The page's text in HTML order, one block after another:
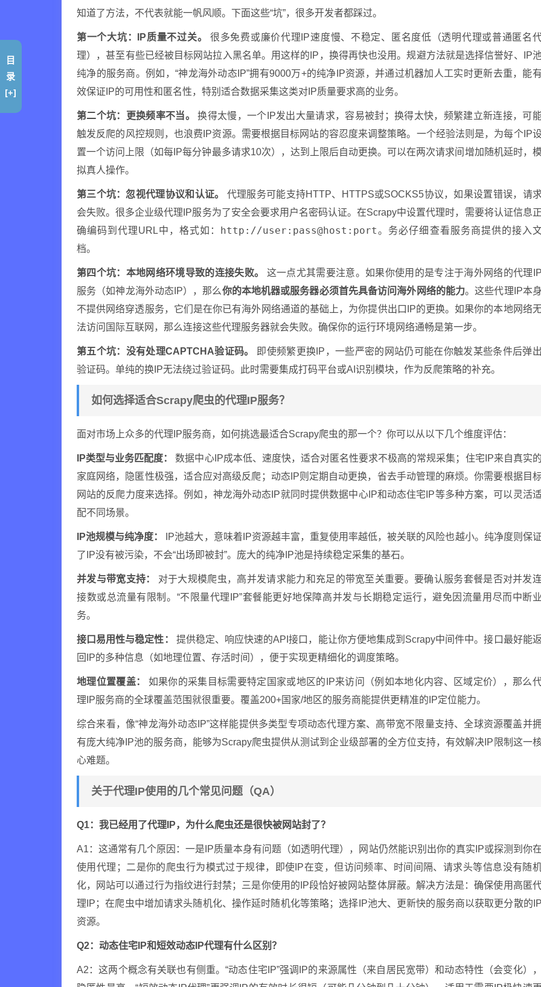
知道了方法，不代表就能一帆风顺。下面这些“坑”，很多开发者都踩过。
第一个大坑：IP质量不过关。
很多免费或廉价代理IP速度慢、不稳定、匿名度低（透明代理或普通匿名
理），甚至有些已经被目标网站拉入黑名单。用这样的IP，换得再快也没用。规避方法就是选择信誉好、IP
纯净的服务商。例如，“神龙海外动态IP”拥有9000万+的纯净IP资源，并通过机器加人工实时更新去重，能有
效保证IP的可用性和匿名性，特别适合数据采集这类对IP质量要求高的业务。
第二个坑：更换频率不当。
换得太慢，一个IP发出大量请求，容易被封；换得太快，频繁建立新连接，可
触发反爬的风控规则，也浪费IP资源。需要根据目标网站的容忍度来调整策略。一个经验法则是，为每个IP
置一个访问上限（如每IP每分钟最多请求10次），达到上限后自动更换。可以在两次请求间增加随机延时，模
拟真人操作。
第三个坑：忽视代理协议和认证。
代理服务可能支持HTTP、HTTPS或SOCKS5协议，如果设置错误，请求
会失败。很多企业级代理IP服务为了安全会要求用户名密码认证。在Scrapy中设置代理时，需要将认证信息正
确编码到代理URL中，格式如： http://user:pass@host:port。务必仔细查看服务商提供的接入
档。
第四个坑：本地网络环境导致的连接失败。
这一点尤其需要注意。如果你使用的是专注于海外网络的代理IP
服务（如神龙海外动态IP），那么你的本地机器或服务器必须首先具备访问海外网络的能力。这些代理IP本身
不提供网络穿透服务，它们是在你已有海外网络通道的基础上，为你提供出口IP的更换。如果你的本地网络
法访问国际互联网，那么连接这些代理服务器就会失败。确保你的运行环境网络通畅是第一步。
第五个坑：没有处理CAPTCHA验证码。
即使频繁更换IP，一些严密的网站仍可能在你触发某些条件后弹出
验证码。单纯的换IP无法绕过验证码。此时需要集成打码平台或AI识别模块，作为反爬策略的补充。
如何选择适合Scrapy爬虫的代理IP服务？
面对市场上众多的代理IP服务商，如何挑选最适合Scrapy爬虫的那一个？你可以从以下几个维度评估：
IP类型与业务匹配度：
数据中心IP成本低、速度快，适合对匿名性要求不极高的常规采集；住宅IP来自真实的
家庭网络，隐匿性极强，适合应对高级反爬；动态IP则定期自动更换，省去手动管理的麻烦。你需要根据目
网站的反爬力度来选择。例如，神龙海外动态IP就同时提供数据中心IP和动态住宅IP等多种方案，可以灵活
配不同场景。
IP池规模与纯净度：
IP池越大，意味着IP资源越丰富，重复使用率越低，被关联的风险也越小。纯净度则保证
了IP没有被污染，不会“出场即被封”。庞大的纯净IP池是持续稳定采集的基石。
并发与带宽支持：
对于大规模爬虫，高并发请求能力和充足的带宽至关重要。要确认服务套餐是否对并发连
接数或总流量有限制。“不限量代理IP”套餐能更好地保障高并发与长期稳定运行，避免因流量用尽而中断业
务。
接口易用性与稳定性：
提供稳定、响应快速的API接口，能让你方便地集成到Scrapy中间件中。接口最好能返
回IP的多种信息（如地理位置、存活时间），便于实现更精细化的调度策略。
地理位置覆盖：
如果你的采集目标需要特定国家或地区的IP来访问（例如本地化内容、区域定价），那么
理IP服务商的全球覆盖范围就很重要。覆盖200+国家/地区的服务商能提供更精准的IP定位能力。
综合来看，像“神龙海外动态IP”这样能提供多类型专项动态代理方案、高带宽不限量支持、全球资源覆盖并拥
有庞大纯净IP池的服务商，能够为Scrapy爬虫提供从测试到企业级部署的全方位支持，有效解决IP限制这一
心难题。
关于代理IP使用的几个常见问题（QA）
Q1：我已经用了代理IP，为什么爬虫还是很快被网站封了？
A1：这通常有几个原因：一是IP质量本身有问题（如透明代理），网站仍然能识别出你的真实IP或探测到你在
使用代理；二是你的爬虫行为模式过于规律，即使IP在变，但访问频率、时间间隔、请求头等信息没有随
化，网站可以通过行为指纹进行封禁；三是你使用的IP段恰好被网站整体屏蔽。解决方法是：确保使用高匿
理IP；在爬虫中增加请求头随机化、操作延时随机化等策略；选择IP池大、更新快的服务商以获取更分散的IP
资源。
Q2：动态住宅IP和短效动态IP代理有什么区别？
A2：这两个概念有关联也有侧重。“动态住宅IP”强调IP的来源属性（来自居民宽带）和动态特性（会变化），
目
录
[+]